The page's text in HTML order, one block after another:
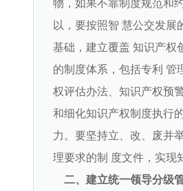
物，如果不靠制度规范和
以，要按照智 慧公交发展
基础，建立覆盖 知识产权
的制度体系，包括专利 管
权评估办法、知识产权预
和细化知识产权制度执行
力。要坚持立、改、废并
理要求的制 度文件，实现
二、建立统一领导分级